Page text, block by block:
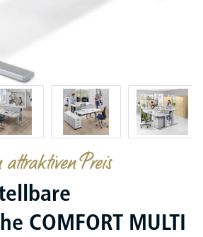
Preis
COMFORT MULTI